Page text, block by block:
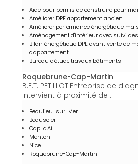
Aide pour permis de construire pour
Améliorer DPE appartement ancien
Améliorer performance énergétique
Aménagement d'intérieur avec suivi
Bilan énergétique DPE avant vente de
d'appartement
Bureau d'étude travaux bâtiments
Roquebrune-Cap-Martin
B.E.T. PETILLOT Entreprise de
intervient à proximité de :
Beaulieu-sur-Mer
Beausoleil
Cap-d'Ail
Menton
Nice
Roquebrune-Cap-Martin